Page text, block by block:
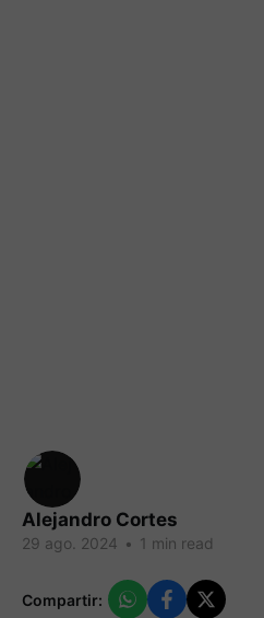
Alejandro Cortes
29 ago. 2024 • 1 min read
Compartir: